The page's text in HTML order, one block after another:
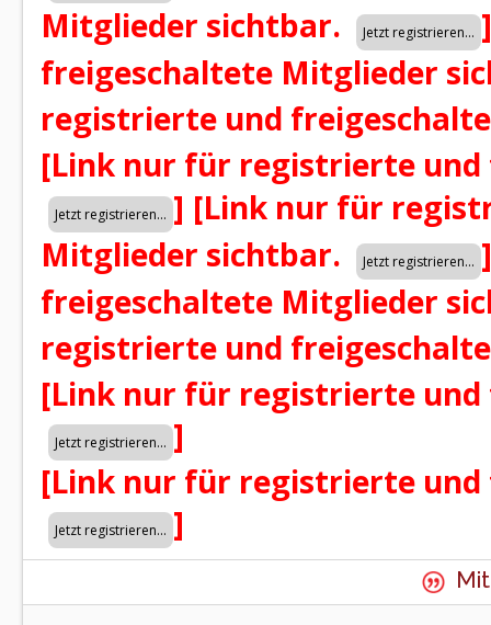
Mitglieder sichtbar.
]
freigeschaltete Mitglieder
registrierte und
[Link nur für registrierte
] [Link nur für
Mitglieder sichtbar.
]
freigeschaltete Mitglieder
registrierte und
[Link nur für registrierte
]
[Link nur für registrierte
]